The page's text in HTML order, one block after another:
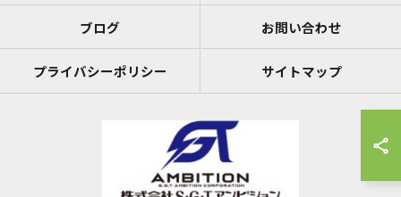
ブログ お問い合わせ
プライバシーポリシー サイトマップ